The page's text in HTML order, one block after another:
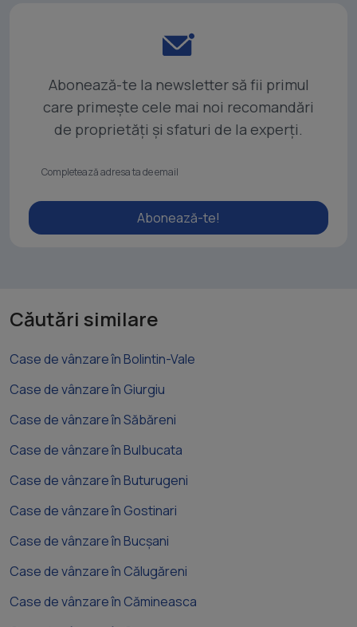
Abonează-te la newsletter să fii primul
care primește cele mai noi recomandări
de proprietăți și sfaturi de la experți.
Abonează-te!
Căutări similare
Case de vânzare în Bolintin-Vale
Case de vânzare în Giurgiu
Case de vânzare în Săbăreni
Case de vânzare în Bulbucata
Case de vânzare în Buturugeni
Case de vânzare în Gostinari
Case de vânzare în Bucșani
Case de vânzare în Călugăreni
Case de vânzare în Cămineasca